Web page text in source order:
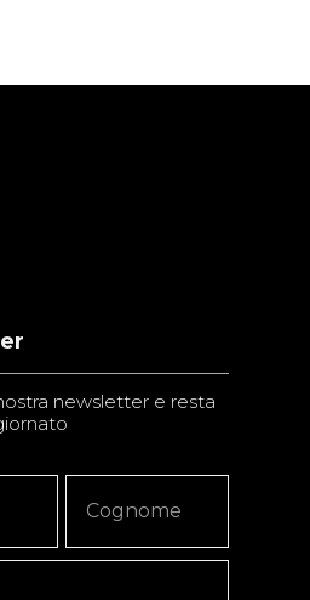
newsletter e resta